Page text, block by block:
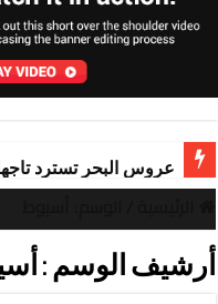
عروس البحر تسترد
أرشيف الوسم :